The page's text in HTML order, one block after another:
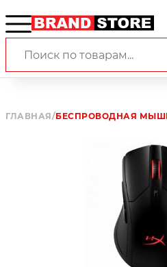
ГЛАВНАЯ/БЕСПРОВОДНАЯ МЫШЬ